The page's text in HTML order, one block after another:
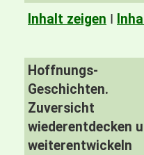
Inhalt zeigen I
Hoffnungs-
Geschichten.
Zuversicht
wiederentdecken
weiterentwickeln